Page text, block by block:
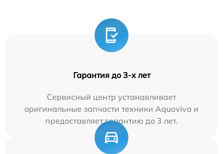
Гарантия до 3-х лет
Сервисный центр устанавливает
оригинальные запчасти техники Aquaviva и
предоставляет гарантию до 3 лет.